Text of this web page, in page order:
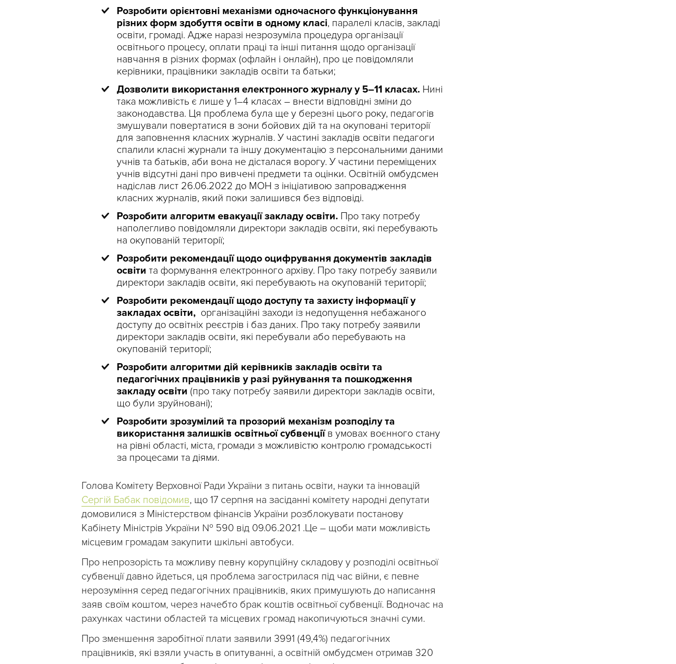
Розробити орієнтовні механізми одночасного функціонування
різних форм здобуття освіти в одному класі, паралелі класів, закладі
освіти, громаді. Адже наразі незрозуміла процедура організації
освітнього процесу, оплати праці та інші питання щодо організації
навчання в різних формах (офлайн і онлайн), про це повідомляли
керівники, працівники закладів освіти та батьки;
Дозволити використання електронного журналу у 5–11 класах. Нині
така можливість є лише у 1–4 класах – внести відповідні зміни до
законодавства. Ця проблема була ще у березні цього року, педагогів
змушували повертатися в зони бойових дій та на окуповані території
для заповнення класних журналів. У частині закладів освіти педагоги
спалили класні журнали та іншу документацію з персональними даними
учнів та батьків, аби вона не дісталася ворогу. У частини переміщених
учнів відсутні дані про вивчені предмети та оцінки. Освітній омбудсмен
надіслав лист 26.06.2022 до МОН з ініціативою запровадження
класних журналів, який поки залишився без відповіді.
Розробити алгоритм евакуації закладу освіти. Про таку потребу
наполегливо повідомляли директори закладів освіти, які перебувають
на окупованій території;
Розробити рекомендації щодо оцифрування документів закладів
освіти та формування електронного архіву. Про таку потребу заявили
директори закладів освіти, які перебувають на окупованій території;
Розробити рекомендації щодо доступу та захисту інформації у
закладах освіти, організаційні заходи із недопущення небажаного
доступу до освітніх реєстрів і баз даних. Про таку потребу заявили
директори закладів освіти, які перебували або перебувають на
окупованій території;
Розробити алгоритми дій керівників закладів освіти та
педагогічних працівників у разі руйнування та пошкодження
закладу освіти (про таку потребу заявили директори закладів освіти,
що були зруйновані);
Розробити зрозумілий та прозорий механізм розподілу та
використання залишків освітньої субвенціїв умовах воєнного стану
на рівні області, міста, громади з можливістю контролю громадськості
за процесами та діями.
Голова Комітету Верховної Ради України з питань освіти, науки та інновацій
Сергій Бабак повідомив, що 17 серпня на засіданні комітету народні депутати
домовилися з Міністерством фінансів України розблокувати постанову
Кабінету Міністрів України № 590 від 09.06.2021 .Це – щоби мати можливість
місцевим громадам закупити шкільні автобуси.
Про непрозорість та можливу певну корупційну складову у розподілі освітньої
субвенції давно йдеться, ця проблема загострилася під час війни, є певне
нерозуміння серед педагогічних працівників, яких примушують до написання
заяв своїм коштом, через начебто брак коштів освітньої субвенції. Водночас на
рахунках частини областей та місцевих громад накопичуються значні суми.
Про зменшення заробітної плати заявили 3991 (49,4%) педагогічних
працівників, які взяли участь в опитуванні, а освітній омбудсмен отримав 320